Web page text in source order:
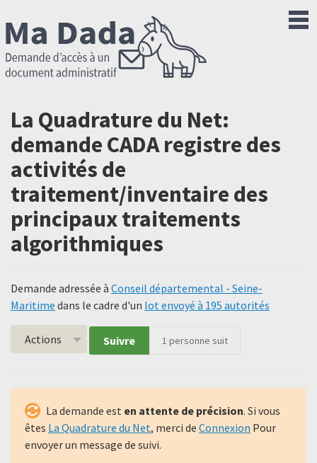
La Quadrature du Net:
demande CADA registre des
activités de
traitement/inventaire des
principaux traitements
algorithmiques
Demande adressée à Conseil départemental - Seine-
Maritime dans le cadre d'un lot envoyé à 195 autorités
Actions Suivre 1 personne suit
La demande est en attente de précision. Si vous
êtes La Quadrature du Net, merci de Connexion Pour
envoyer un message de suivi.